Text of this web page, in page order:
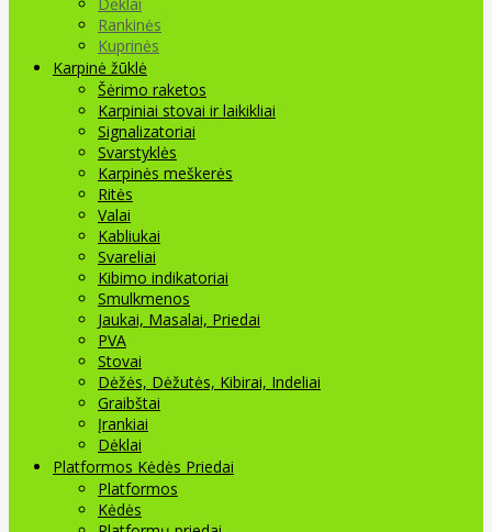
Rankinės
Kuprinės
Karpinė žūklė
Šėrimo raketos
Karpiniai stovai ir laikikliai
Signalizatoriai
Svarstyklės
Karpinės meškerės
Ritės
Valai
Kabliukai
Svareliai
Kibimo indikatoriai
Smulkmenos
Jaukai, Masalai, Priedai
PVA
Stovai
Dėžės, Dėžutės, Kibirai, Indeliai
Graibštai
Įrankiai
Dėklai
Platformos Kėdės Priedai
Platformos
Kėdės